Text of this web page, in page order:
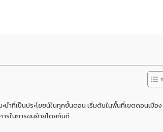
ำที่เป็นประโยชน์ในทุกขั้นตอน เริ่มต้นในพื้นที่เขตดอนเมือง
ารในการขนย้ายโดยทันที